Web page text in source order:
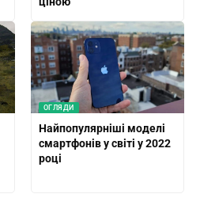
ОГЛЯДИ
Найпопулярніші моделі
смартфонів у світі у 2022
році